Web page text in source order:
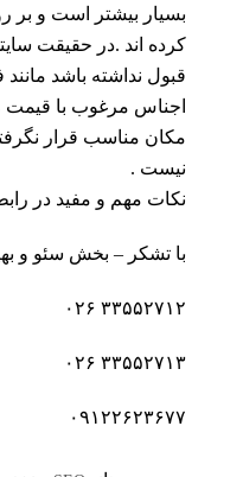
بسیار بیشتر است و بر
کرده اند .در حقیقت
قبول نداشته باشد
اجناس مرغوب با قیمت
مکان مناسب قرار
نیست .
نکات مهم و مفید در
با تشکر – بخش سئو و
۳۳۵۵۲۷۱۲ ۰۲۶
۳۳۵۵۲۷۱۳ ۰۲۶
۰۹۱۲۲۶۲۳۶۷۷